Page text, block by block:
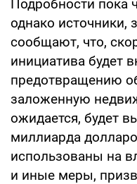
Подробности пока
однако
сообщают, что,
инициатива будет
предотвращению
заложенную
ожидается, будет
миллиарда
использованы на
и иные меры,